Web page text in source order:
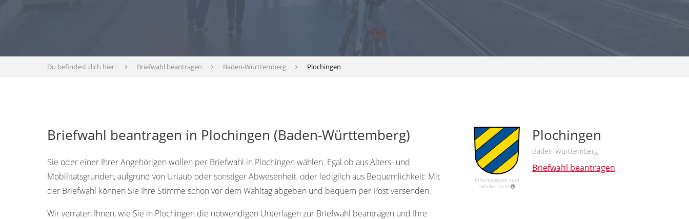
Du befindest dich hier: Briefwahl beantragen Baden-Württemberg Plochingen
Briefwahl beantragen in Plochingen (Baden-Württemberg)
Sie oder einer Ihrer Angehörigen wollen per Briefwahl in Plochingen wählen. Egal ob aus Alters- und
Mobilitätsgründen, aufgrund von Urlaub oder sonstiger Abwesenheit, oder lediglich aus Bequemlichkeit: Mit
der Briefwahl können Sie Ihre Stimme schon vor dem Wahltag abgeben und bequem per Post versenden.
Wir verraten Ihnen, wie Sie in Plochingen die notwendigen Unterlagen zur Briefwahl beantragen und Ihre
Informationen zum
Urheberrecht
Plochingen
Baden-Württemberg
Briefwahl beantragen